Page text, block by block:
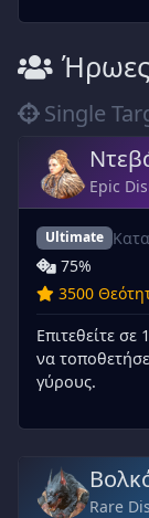
Ήρωες
Single
Epic
Ultimate
75%
3500
Επιτεθείτε σε
να
γύρους.
Rare